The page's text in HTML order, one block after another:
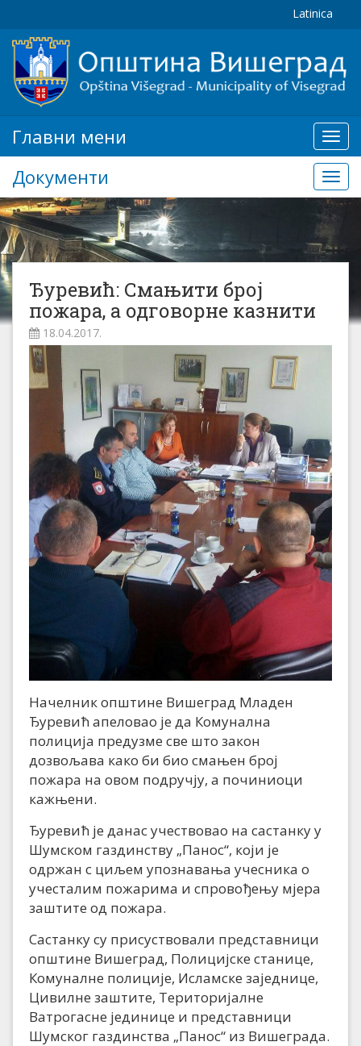
Latinica
мени
Главни мени
Документи
Ђуревић: Смањити број
пожара, а одговорне казнити
18.04.2017.
Начелник општине Вишеград Младен
Ђуревић апеловао је да Комунална
полиција предузме све што закон
дозвољава како би био смањен број
пожара на овом подручју, а починиоци
кажњени.
Ђуревић је данас учествовао на састанку у
Шумском газдинству „Панос“, који је
одржан с циљем упознавања учесника о
учесталим пожарима и спровођењу мјера
заштите од пожара.
Састанку су присуствовали представници
општине Вишеград, Полицијске станице,
Комуналне полиције, Исламске заједнице,
Цивилне заштите, Територијалне
Ватрогасне јединице и представници
Шумског газдинства „Панос“ из Вишеграда.